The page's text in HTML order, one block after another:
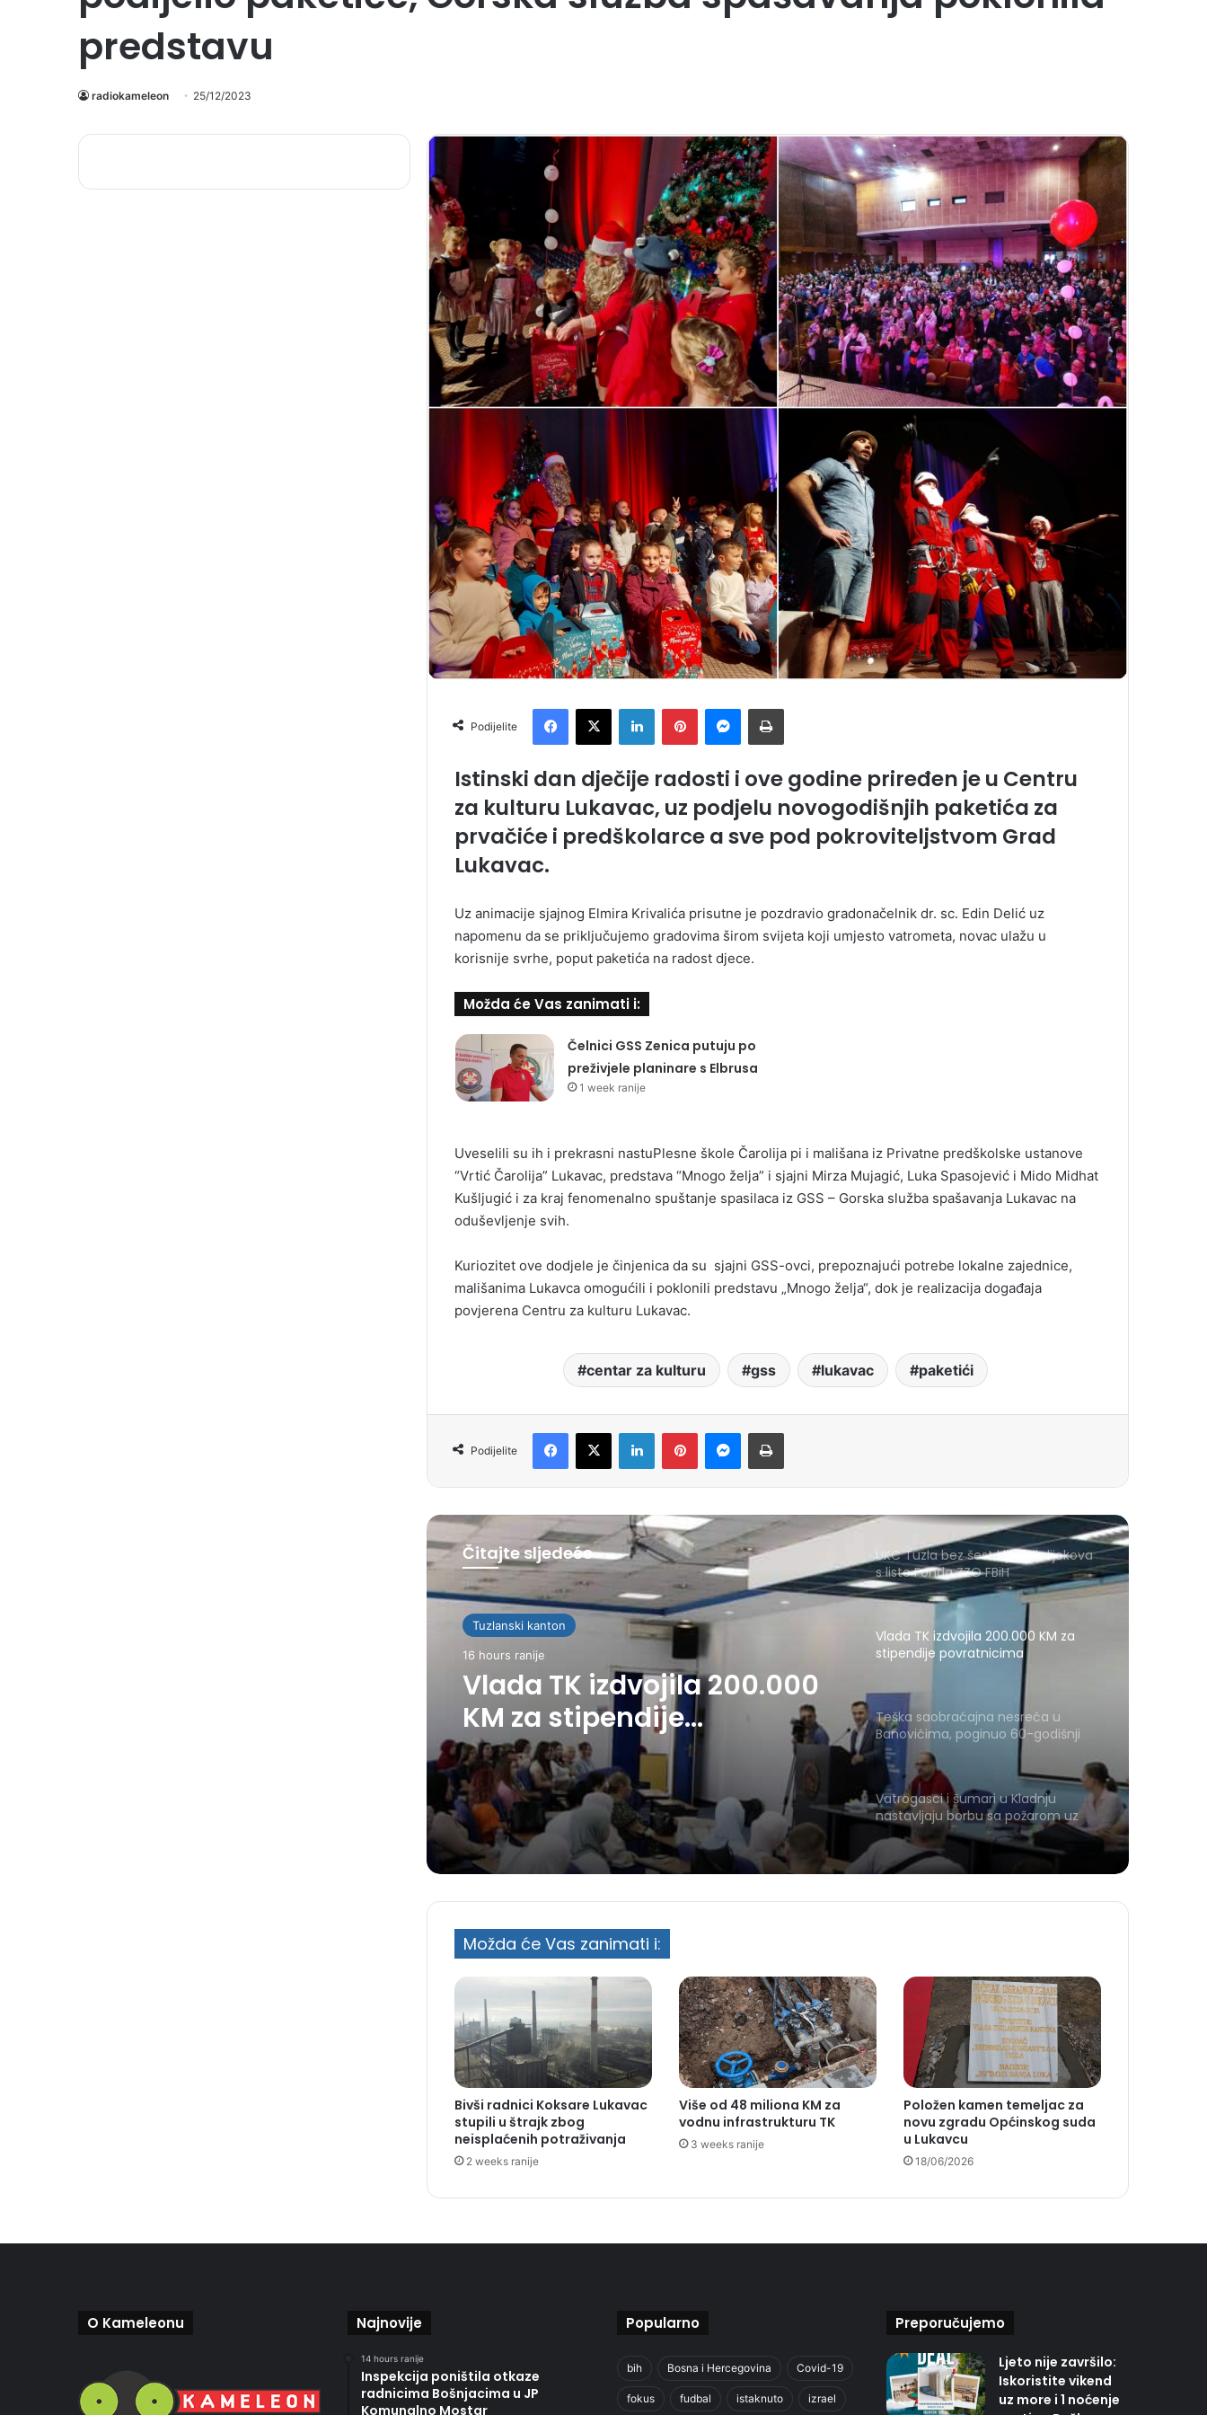
predstavu
radiokameleon 25/12/2023
Podijelite
Istinski dan dječije radosti i ove godine priređen je u Centru
za kulturu Lukavac, uz podjelu novogodišnjih paketića za
prvačiće i predškolarce a sve pod pokroviteljstvom Grad
Lukavac.
Uz animacije sjajnog Elmira Krivalića prisutne je pozdravio gradonačelnik dr. sc. Edin Delić uz
napomenu da se priključujemo gradovima širom svijeta koji umjesto vatrometa, novac ulažu u
korisnije svrhe, poput paketića na radost djece.
Možda će Vas zanimati i:
Čelnici GSS Zenica putuju po
preživjele planinare s Elbrusa
1 week ranije
Uveselili su ih i prekrasni nastuPlesne škole Čarolija pi i mališana iz Privatne predškolske ustanove
“Vrtić Čarolija” Lukavac, predstava “Mnogo želja” i sjajni Mirza Mujagić, Luka Spasojević i Mido Midhat
Kušljugić i za kraj fenomenalno spuštanje spasilaca iz GSS – Gorska služba spašavanja Lukavac na
oduševljenje svih.
Kuriozitet ove dodjele je činjenica da su sjajni GSS-ovci, prepoznajući potrebe lokalne zajednice,
mališanima Lukavca omogućili i poklonili predstavu „Mnogo želja“, dok je realizacija događaja
povjerena Centru za kulturu Lukavac.
centar za kulturu gss lukavac paketići
Podijelite
Čitajte sljedeće
Tuzlanski kanton
16 hours ranije
Vlada TK izdvojila 200.000
KM za stipendije
povratnicima
UKC Tuzla bez šest ključnih lijekova
s liste Fonda ZZO FBiH
Vlada TK izdvojila 200.000 KM za
stipendije povratnicima
Teška saobraćajna nesreća u
Banovićima, poginuo 60-godišnji
vozač
Vatrogasci i šumari u Kladnju
nastavljaju borbu sa požarom uz
pomoć mehanizacije
Možda će Vas zanimati i:
Bivši radnici Koksare Lukavac
stupili u štrajk zbog
neisplaćenih potraživanja
2 weeks ranije
Više od 48 miliona KM za
vodnu infrastrukturu TK
3 weeks ranije
Položen kamen temeljac za
novu zgradu Općinskog suda
u Lukavcu
18/06/2026
O Kameleonu Najnovije
14 hours ranije
Inspekcija poništila otkaze
radnicima Bošnjacima u JP
Komunalno Mostar
Popularno
bih Bosna i Hercegovina Covid-19
fokus fudbal istaknuto izrael
Preporučujemo
Ljeto nije završilo:
Iskoristite vikend
uz more i 1 noćenje